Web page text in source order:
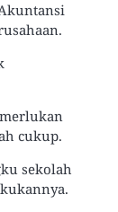
cukup.
sekolah